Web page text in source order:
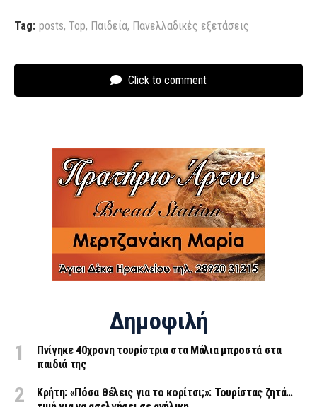
Tag: posts, Top, Παιδεία, Πανελλαδικές εξετάσεις
Click to comment
Δημοφιλή
Πνίγηκε 40χρονη τουρίστρια στα Μάλια μπροστά στα
παιδιά της
Κρήτη: «Πόσα θέλεις για το κορίτσι;»: Τουρίστας ζητά…